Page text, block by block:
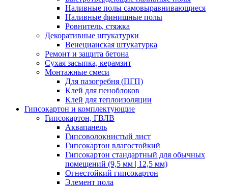
Наливные полы самовыравнивающиеся
Наливные финишные полы
Ровнитель, стяжка
Декоративные штукатурки
Венецианская штукатурка
Ремонт и защита бетона
Сухая засыпка, керамзит
Монтажные смеси
Для пазогребня (ПГП)
Клей для пеноблоков
Клей для теплоизоляции
Гипсокартон и комплектующие
Гипсокартон, ГВЛВ
Аквапанель
Гипсоволокнистый лист
Гипсокартон влагостойкий
Гипсокартон стандартный для обычных
помещений (9,5 мм | 12,5 мм)
Огнестойкий гипсокартон
Элемент пола